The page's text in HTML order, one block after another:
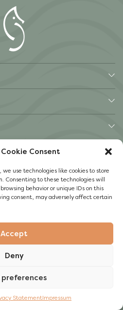
Consent
use technologies like cookies to store
Consenting to these technologies will
behavior or unique IDs on this
consent, may adversely affect certain
Accept
Deny
preferences
StatementImpressum